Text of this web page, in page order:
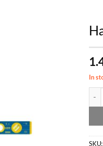
In
SKU: